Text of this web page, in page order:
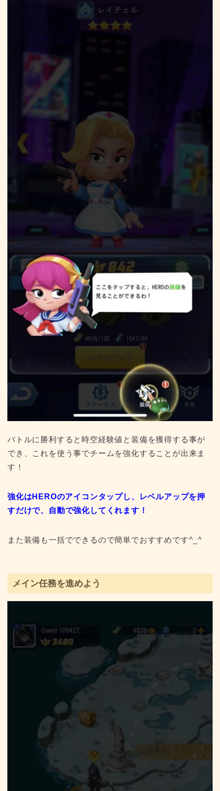
バトルに勝利すると時空経験値と装備を獲得する事が
でき、これを使う事でチームを強化することが出来ま
す！
強化はHEROのアイコンタップし、レベルアップを押
すだけで、自動で強化してくれます！
また装備も一括でできるので簡単でおすすめです^_^
メイン任務を進めよう